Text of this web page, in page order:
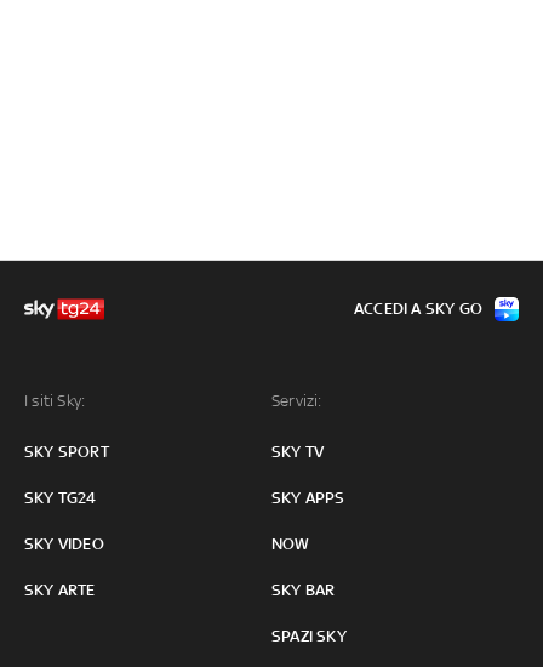
I siti Sky:
SKY SPORT
SKY TG24
SKY VIDEO
SKY ARTE
Servizi:
SKY TV
SKY APPS
NOW
SKY BAR
SPAZI SKY
ACCEDI A SKY GO